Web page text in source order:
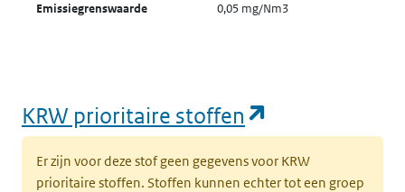
Emissiegrenswaarde 0,05 mg/Nm3
KRW prioritaire stoffen
Er zijn voor deze stof geen gegevens voor KRW
prioritaire stoffen. Stoffen kunnen echter tot een groep